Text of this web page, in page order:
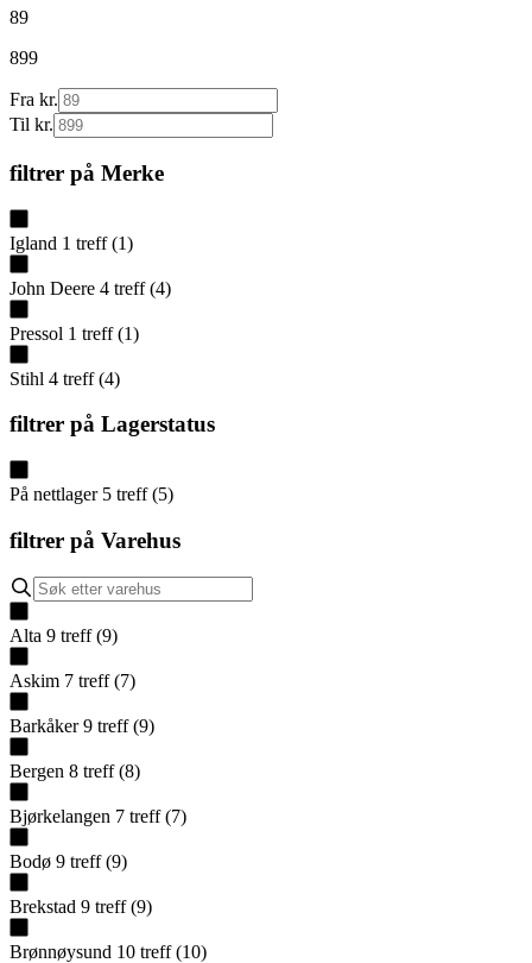
89
899
Fra kr.
Til kr.
filtrer på Merke
Igland 1 treff (1)
John Deere 4 treff (4)
Pressol 1 treff (1)
Stihl 4 treff (4)
filtrer på Lagerstatus
På nettlager 5 treff (5)
filtrer på Varehus
Alta 9 treff (9)
Askim 7 treff (7)
Barkåker 9 treff (9)
Bergen 8 treff (8)
Bjørkelangen 7 treff (7)
Bodø 9 treff (9)
Brekstad 9 treff (9)
Brønnøysund 10 treff (10)